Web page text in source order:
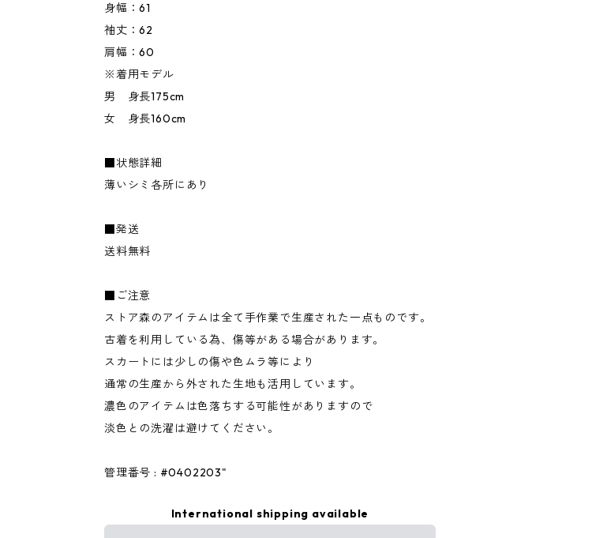
身幅：61
袖丈：62
肩幅：60
※着用モデル
男 身長175cm
女 身長160cm
■状態詳細
薄いシミ各所にあり
■発送
送料無料
■ご注意
ストア森のアイテムは全て手作業で生産された一点ものです。
古着を利用している為、傷等がある場合があります。
スカートには少しの傷や色ムラ等により
通常の生産から外された生地も活用しています。
濃色のアイテムは色落ちする可能性がありますので
淡色との洗濯は避けてください。
管理番号 : #0402203"
International shipping available